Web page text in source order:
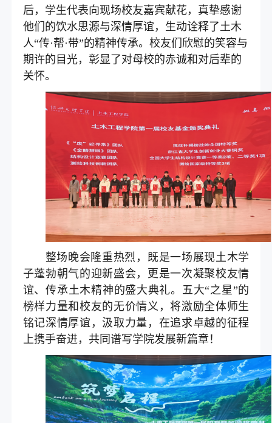
后，学生代表向现场校友嘉宾献花，真挚感谢
他们的饮水思源与深情厚谊，生动诠释了土木
人“传·帮·带”的精神传承。校友们欣慰的笑容与
期许的目光，彰显了对母校的赤诚和对后辈的
关怀。
整场晚会隆重热烈，既是一场展现土木学
子蓬勃朝气的迎新盛会，更是一次凝聚校友情
谊、传承土木精神的盛大典礼。五大“之星”的
榜样力量和校友的无价情义，将激励全体师生
铭记深情厚谊，汲取力量，在追求卓越的征程
上携手奋进，共同谱写学院发展新篇章！